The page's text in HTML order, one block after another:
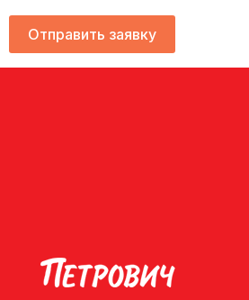
Отправить заявку